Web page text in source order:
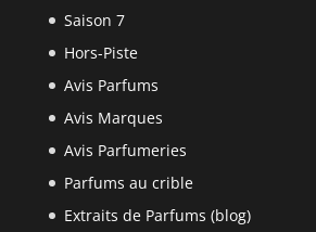
Saison 7
Hors-Piste
Avis Parfums
Avis Marques
Avis Parfumeries
Parfums au crible
Extraits de Parfums (blog)